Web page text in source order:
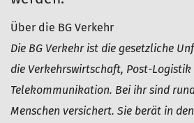
Über die BG Verkehr
Die BG Verkehr ist die gesetzliche
die Verkehrswirtschaft, Post-Logistik
Telekommunikation. Bei ihr sind
Menschen versichert. Sie berät in